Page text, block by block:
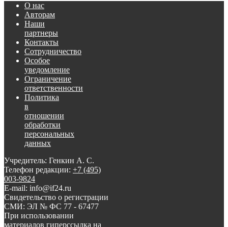
О нас
Авторам
Наши
партнеры
Контакты
Сотрудничество
Особое
уведомление
Ограничение
ответственности
Политика
в
отношении
обработки
персональных
данных
Учредитель: Генкин А. С.
Телефон редакции: +7 (495)
003-9824
E-mail: info@if24.ru
Свидетельство о регистрации
СМИ: ЭЛ № ФС 77 - 67477
При использовании
материалов гиперссылка на